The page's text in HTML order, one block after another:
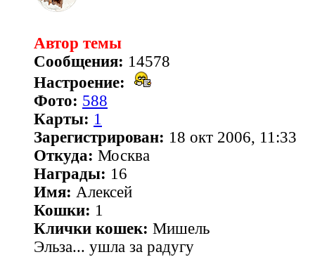
Автор темы
Сообщения: 14578
Настроение:
Фото: 588
Карты: 1
Зарегистрирован: 18 окт 2006, 11:33
Откуда: Москва
Награды: 16
Имя: Алексей
Кошки: 1
Клички кошек: Мишель
Эльза... ушла за радугу